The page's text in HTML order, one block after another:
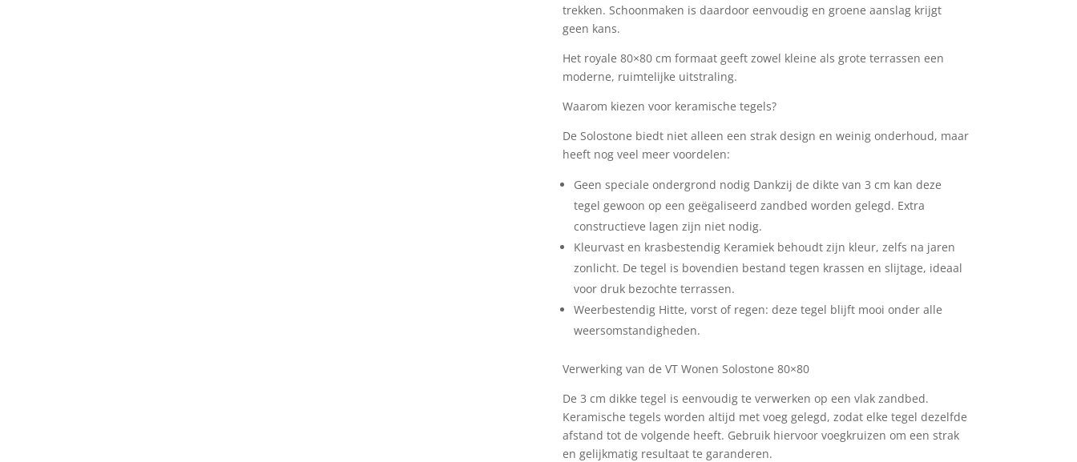
trekken. Schoonmaken is daardoor eenvoudig en groene aanslag krijgt
geen kans.
Het royale 80×80 cm formaat geeft zowel kleine als grote terrassen een
moderne, ruimtelijke uitstraling.
Waarom kiezen voor keramische tegels?
De Solostone biedt niet alleen een strak design en weinig onderhoud, maar
heeft nog veel meer voordelen:
Geen speciale ondergrond nodig Dankzij de dikte van 3 cm kan deze
tegel gewoon op een geëgaliseerd zandbed worden gelegd. Extra
constructieve lagen zijn niet nodig.
Kleurvast en krasbestendig Keramiek behoudt zijn kleur, zelfs na jaren
zonlicht. De tegel is bovendien bestand tegen krassen en slijtage, ideaal
voor druk bezochte terrassen.
Weerbestendig Hitte, vorst of regen: deze tegel blijft mooi onder alle
weersomstandigheden.
Verwerking van de VT Wonen Solostone 80×80
De 3 cm dikke tegel is eenvoudig te verwerken op een vlak zandbed.
Keramische tegels worden altijd met voeg gelegd, zodat elke tegel dezelfde
afstand tot de volgende heeft. Gebruik hiervoor voegkruizen om een strak
en gelijkmatig resultaat te garanderen.